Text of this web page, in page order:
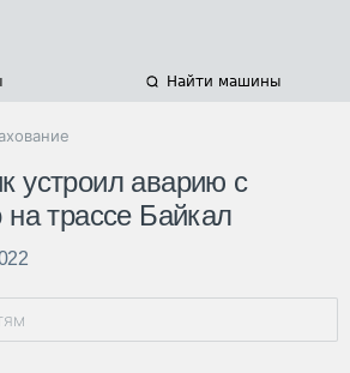
Найти машины
устроил аварию с
трассе Байкал